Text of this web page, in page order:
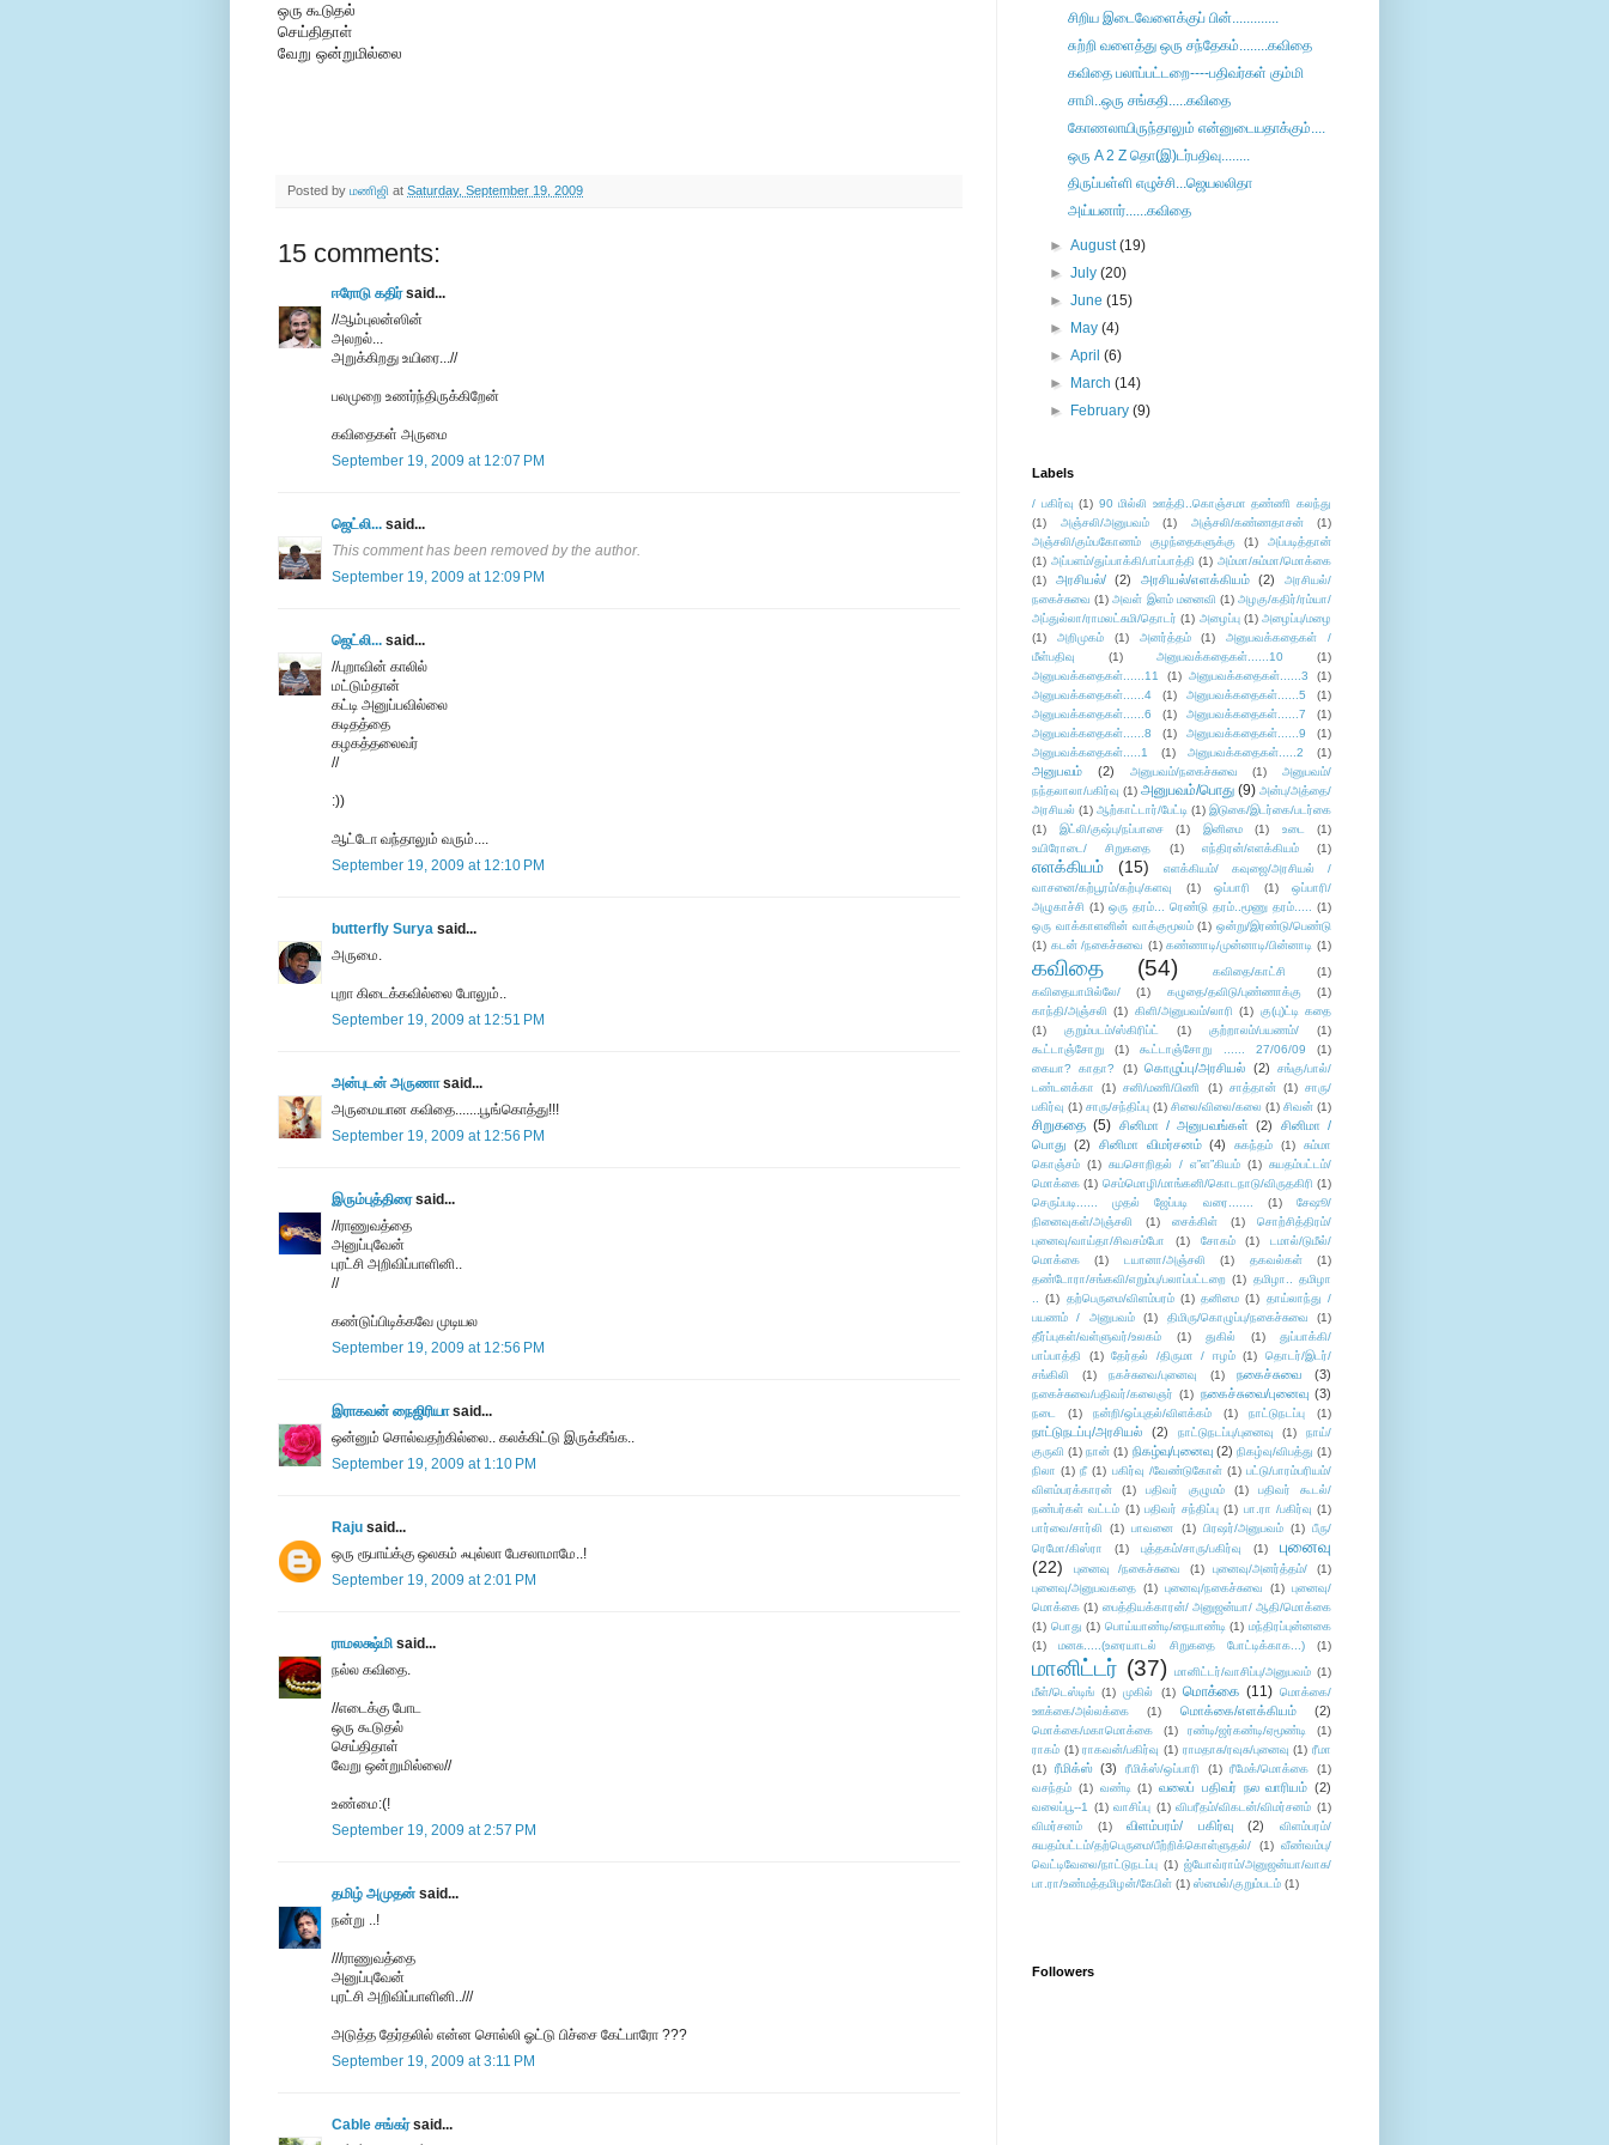
ஒரு கூடுதல்
செய்திதாள்
வேறு ஒன்றுமில்லை
Posted by மணிஜி at Saturday, September 19, 2009
15 comments:
ஈரோடு கதிர்said...
//ஆம்புலன்ஸின்
அலறல்...
அறுக்கிறது உயிரை...//
பலமுறை உணர்ந்திருக்கிறேன்
கவிதைகள் அருமை
September 19, 2009 at 12:07 PM
ஜெட்லி... said...
This comment has been removed by the author.
September 19, 2009 at 12:09 PM
ஜெட்லி... said...
//புறாவின் காலில்
மட்டும்தான்
கட்டி அனுப்பவில்லை
கடிதத்தை
கழகத்தலைவர்
//
:))
ஆட்டோ வந்தாலும் வரும்....
September 19, 2009 at 12:10 PM
butterfly Surya said...
அருமை.
புறா கிடைக்கவில்லை போலும்..
September 19, 2009 at 12:51 PM
அன்புடன் அருணாsaid...
அருமையான கவிதை.......பூங்கொத்து!!!
September 19, 2009 at 12:56 PM
இரும்புத்திரைsaid...
//ராணுவத்தை
அனுப்புவேன்
புரட்சி அறிவிப்பாளினி..
//
கண்டுப்பிடிக்கவே முடியல
September 19, 2009 at 12:56 PM
இராகவன் நைஜிரியாsaid...
ஒன்னும் சொல்வதற்கில்லை.. கலக்கிட்டு இருக்கீங்க..
September 19, 2009 at 1:10 PM
Raju said...
ஒரு ரூபாய்க்கு ஒலகம் ஃபுல்லா பேசலாமாமே..!
September 19, 2009 at 2:01 PM
ராமலக்ஷ்மி said...
நல்ல கவிதை.
//எடைக்கு போட
ஒரு கூடுதல்
செய்திதாள்
வேறு ஒன்றுமில்லை//
உண்மை:(!
September 19, 2009 at 2:57 PM
தமிழ் அமுதன் said...
நன்று ..!
///ராணுவத்தை
அனுப்புவேன்
புரட்சி அறிவிப்பாளினி..///
அடுத்த தேர்தலில் என்ன சொல்லி ஓட்டு பிச்சை கேட்பாரோ ???
September 19, 2009 at 3:11 PM
Cable சங்கர்said...
சிறிய இடைவேளைக்குப் பின்.............
சுற்றி வளைத்து ஒரு சந்தேகம்........கவிதை
கவிதை பலாப்பட்டறை----பதிவர்கள் கும்மி
சாமி..ஒரு சங்கதி.....கவிதை
கோணலாயிருந்தாலும் என்னுடையதாக்கும்....
ஒரு A 2 Z தொ(இ)டர்பதிவு........
திருப்பள்ளி எழுச்சி...ஜெயலலிதா
அய்யனார்......கவிதை
►August(19)
►July(20)
►June(15)
►
May(4)
►April(6)
►
March(14)
►
February(9)
Labels
/ பகிர்வு (1) 90 மில்லி ஊத்தி..கொஞ்சமா தண்ணி கலந்து
(1)
அஞ்சலி/அனுபவம் (1) அஞ்சலி/கண்ணதாசன்
(1)
அஞ்சலி/கும்பகோணம் குழந்தைகளுக்கு
(1)
அப்படித்தான்
(1) அப்பளம்/துப்பாக்கி/பாப்பாத்தி (1) அம்மா/சும்மா/மொக்கை
(1)
அரசியல்/ (2) அரசியல்/எளக்கியம் (2)
அரசியல்/
நகைச்சுவை (1) அவள் இளம் மனைவி (1) அழகு/கதிர்/ரம்யா/
அப்துல்லா/ராமலட்சுமி/தொடர் (1) அழைப்பு (1) அழைப்பு/மழை
(1)
அறிமுகம் (1) அனர்த்தம் (1)
அனுபவக்கதைகள் /
மீள்பதிவு
(1) அனுபவக்கதைகள்......10
(1)
அனுபவக்கதைகள்......11
(1) அனுபவக்கதைகள்......3
(1)
அனுபவக்கதைகள்......4
(1) அனுபவக்கதைகள்......5
(1)
அனுபவக்கதைகள்......6
(1) அனுபவக்கதைகள்......7
(1)
அனுபவக்கதைகள்......8
(1) அனுபவக்கதைகள்......9
(1)
அனுபவக்கதைகள்.....1
(1) அனுபவக்கதைகள்.....2 (1)
அனுபவம் (2) அனுபவம்/நகைச்சுவை (1)
அனுபவம்/
நந்தலாலா/பகிர்வு (1) அனுபவம்/பொது (9) அன்பு/அத்தை/
அரசியல் (1) ஆற்காட்டார்/பேட்டி (1) இடுகை/இடர்கை/படர்கை
(1)
இட்லி/குஷ்பு/நப்பாசை (1) இனிமை (1) உடை
(1)
உயிரோடை/ சிறுகதை
(1) எந்திரன்/எளக்கியம் (1)
எளக்கியம் (15)
எளக்கியம்/ கவுஜை/அரசியல் /
வாசனை/கற்பூரம்/கற்பு/களவு
(1) ஒப்பாரி (1)
ஒப்பாரி/
அழுகாச்சி (1) ஒரு தரம்... ரெண்டு தரம்..மூணு தரம்..... (1)
ஒரு வாக்காளனின் வாக்குமூலம் (1) ஒன்று/இரண்டு/பெண்டு
(1) கடன் /நகைச்சுவை (1) கண்ணாடி/முன்னாடி/பின்னாடி (1)
கவிதை (54) கவிதை/காட்சி
(1)
கவிதையாமில்லே/
(1) கழுதை/தவிடு/புண்ணாக்கு
(1)
காந்தி/அஞ்சலி (1) கிளி/அனுபவம்/லாரி (1) கு(பு)ட்டி கதை
(1)
குறும்படம்/ஸ்கிரிப்ட் (1) குற்றாலம்/பயணம்/
(1)
கூட்டாஞ்சோறு
(1) கூட்டாஞ்சோறு ...... 27/06/09
(1)
கையா? காதா?
(1) கொழுப்பு/அரசியல் (2)
சங்கு/பால்/
டண்டனக்கா
(1) சனி/மணி/பிணி (1) சாத்தான் (1) சாரு/
பகிர்வு (1) சாரு/சந்திப்பு (1) சிலை/விலை/கலை (1) சிவன் (1)
சிறுகதை (5) சினிமா / அனுபவங்கள் (2)
சினிமா /
பொது (2) சினிமா விமர்சனம் (4) சுகந்தம் (1)
சும்மா
கொஞ்சம் (1) சுயசொறிதல் / எ”ள”கியம் (1) சுயதம்பட்டம்/
மொக்கை (1) செம்மொழி/மாங்கனி/கொடநாடு/விருதகிரி (1)
செருப்படி...... முதல் ஜேப்படி வரை.......
(1)
சேஷூ/
நினைவுகள்/அஞ்சலி
(1) சைக்கிள் (1)
சொற்சித்திரம்/
புனைவு/வாய்தா/சிவசம்போ
(1) சோகம் (1)
டமால்/டுமீல்/
மொக்கை
(1) டயானா/அஞ்சலி (1) தகவல்கள்
(1)
தண்டோரா/சங்கவி/எறும்பு/பலாப்பட்டறை (1) தமிழா.. தமிழா
.. (1) தற்பெருமை/விளம்பரம் (1) தனிமை (1) தாய்லாந்து /
பயணம் / அனுபவம்
(1) திமிரு/கொழுப்பு/நகைச்சுவை
(1)
தீர்ப்புகள்/வள்ளுவர்/உலகம்
(1) துகில் (1)
துப்பாக்கி/
பாப்பாத்தி
(1) தேர்தல் /திருமா / ஈழம் (1)
தொடர்/இடர்/
சங்கிலி
(1) நகச்சுவை/புனைவு (1) நகைச்சுவை (3)
நகைச்சுவை/பதிவர்/கலைஞர் (1) நகைச்சுவை/புனைவு (3)
நடை (1) நன்றி/ஒப்புதல்/விளக்கம் (1) நாட்டுநடப்பு (1)
நாட்டுநடப்பு/அரசியல் (2) நாட்டுநடப்பு/புனைவு (1)
நாய்/
குருவி (1) நான் (1) நிகழ்வு/புனைவு (2) நிகழ்வு/விபத்து (1)
நிலா (1) நீ (1) பகிர்வு /வேண்டுகோள் (1) பட்டு/பாரம்பரியம்/
விளம்பரக்காரன்
(1) பதிவர் குழுமம் (1)
பதிவர் கூடல்/
நண்பர்கள் வட்டம் (1) பதிவர் சந்திப்பு (1) பா.ரா /பகிர்வு (1)
பார்வை/சார்லி
(1) பாவனை (1) பிரஷர்/அனுபவம் (1) பீரு/
ரெமோ/கிஸ்ரா
(1) புத்தகம்/சாரு/பகிர்வு (1)
புனைவு
(22)
புனைவு /நகைச்சுவை (1) புனைவு/அனர்த்தம்/
(1)
புனைவு/அனுபவகதை (1) புனைவு/நகைச்சுவை (1) புனைவு/
மொக்கை (1) பைத்தியக்காரன்/ அனுஜன்யா/ ஆதி/மொக்கை
(1) பொது (1) பொய்யாண்டி/நையாண்டி (1) மந்திரப்புன்னகை
(1)
மனசு.....(உரையாடல் சிறுகதை போட்டிக்காக...) (1)
மானிட்டர் (37) மானிட்டர்/வாசிப்பு/அனுபவம் (1)
மீள்/டெஸ்டிங் (1) முகில் (1) மொக்கை (11) மொக்கை/
ஊக்கை/அல்லக்கை
(1) மொக்கை/எளக்கியம் (2)
மொக்கை/மகாமொக்கை (1) ரண்டி/ஜர்கண்டி/ஏமூண்டி
(1)
ராகம் (1) ராகவன்/பகிர்வு (1) ராமதாசு/ரவுசு/புனைவு (1) ரீமா
(1)
ரீமிக்ஸ் (3) ரீமிக்ஸ்/ஒப்பாரி (1) ரீமேக்/மொக்கை
(1)
வசந்தம் (1) வண்டி (1) வலைப் பதிவர் நல வாரியம் (2)
வலைப்பூ--1 (1) வாசிப்பு (1) விபரீதம்/விகடன்/விமர்சனம் (1)
விமர்சனம்
(1) விளம்பரம்/ பகிர்வு (2)
விளம்பரம்/
சுயதம்பட்டம்/தற்பெருமை/பீற்றிக்கொள்ளுதல்/
(1) வீண்வம்பு/
வெட்டிவேலை/நாட்டுநடப்பு (1) ஜ்யோவ்ராம்/அனுஜன்யா/வாசு/
பா.ரா/உண்மத்தமிழன்/கேபிள் (1) ஸ்மைல்/குறும்படம் (1)
Followers